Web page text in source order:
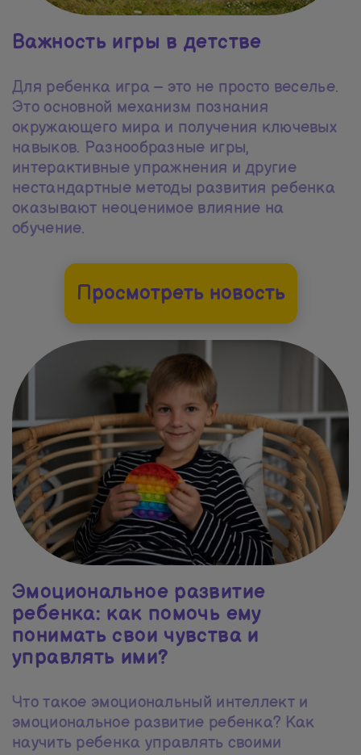
Важность игры в детстве
Для ребенка игра – это не просто веселье.
Это основной механизм познания
окружающего мира и получения ключевых
навыков. Разнообразные игры,
интерактивные упражнения и другие
нестандартные методы развития ребенка
оказывают неоценимое влияние на
обучение.
Просмотреть новость
Эмоциональное развитие
ребенка: как помочь ему
понимать свои чувства и
управлять ими?
Что такое эмоциональный интеллект и
эмоциональное развитие ребенка? Как
научить ребенка управлять своими